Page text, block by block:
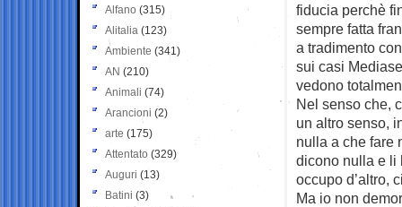
fiducia perchè
sempre fatta
a tradimento
sui casi
vedono
Nel senso che,
un altro senso,
nulla a che fare
dicono nulla e li
occupo d’altro,
Ma io non
Alfano (315)
Alitalia (123)
Ambiente (341)
AN (210)
Animali (74)
Arancioni (2)
arte (175)
Attentato (329)
Auguri (13)
Batini (3)